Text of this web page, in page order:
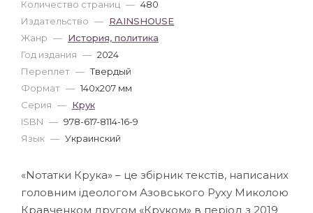
Количество страниц — 480
Издательство — RAINSHOUSE
Жанр — История, политика
Год издания — 2024
Переплет — Твердый
Формат — 140x207 мм
Серия — Крук
ISBN — 978-617-8114-16-9
Язык — Украинский
«Nотатки Крука» – це збірник текстів, написаних
головним ідеологом Азовського Руху Миколою
Кравченком другом «Круком» в період з 2019